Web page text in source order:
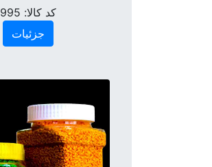
کد کالا: 995
جزئیات